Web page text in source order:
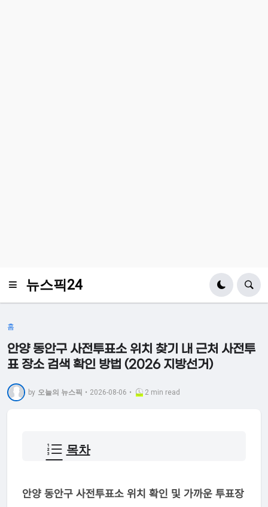
뉴스픽24
홈
안양 동안구 사전투표소 위치 찾기 내 근처 사전투
표 장소 검색 확인 방법 (2026 지방선거)
by 오늘의 뉴스픽 • 2026-08-06 • 2 min read
목차
안양 동안구 사전투표소 위치 확인 및 가까운 투표장